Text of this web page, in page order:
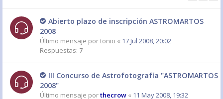
Abierto plazo de inscripción ASTROMARTOS
2008
Último mensaje portonio « 17 Jul 2008, 20:02
Respuestas: 7
III Concurso de Astrofotografía "ASTROMARTOS
2008"
Último mensaje porthecrow « 11 May 2008, 19:32